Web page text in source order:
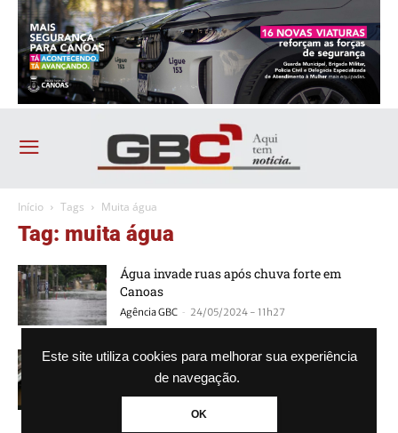
Este site utiliza cookies para melhorar sua experiência
de navegação.
OK
Início Tags Muita água
Tag: muita água
Água invade ruas após chuva forte em
Canoas
Agência GBC - 24/05/2024 - 11h27
Aeroporto Salgado Filho é tomado pela água
Agência GBC - 07/05/2024 - 19h42